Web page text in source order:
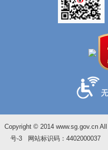
Copyright © 2014 www.sg.gov.cn
号-3网站标识码：4402000037